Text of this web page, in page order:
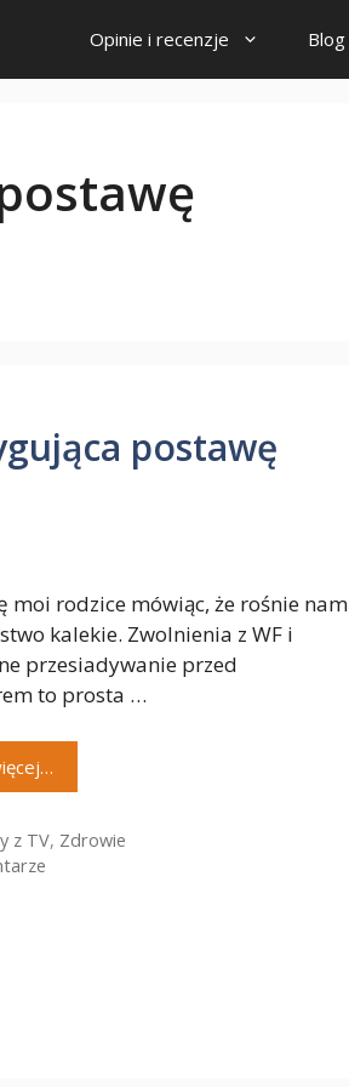
Opinie i recenzje Blog
postawę
moi rodzice mówiąc, że rośnie nam
kalekie. Zwolnienia z WF i
przesiadywanie przed
to prosta …
z TV, Zdrowie